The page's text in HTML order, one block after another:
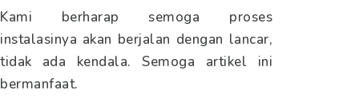
Kami berharap semoga proses
instalasinya akan berjalan dengan lancar,
tidak ada kendala. Semoga artikel ini
bermanfaat.